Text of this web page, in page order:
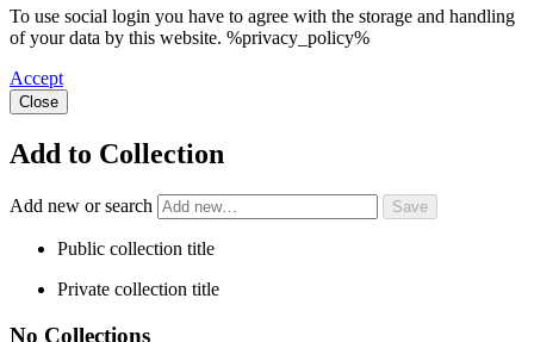
To use social login you have to agree with the storage and handling
of your data by this website. %privacy_policy%
Accept
Close
Add to Collection
Add new or search
Public collection title
Private collection title
No Collections